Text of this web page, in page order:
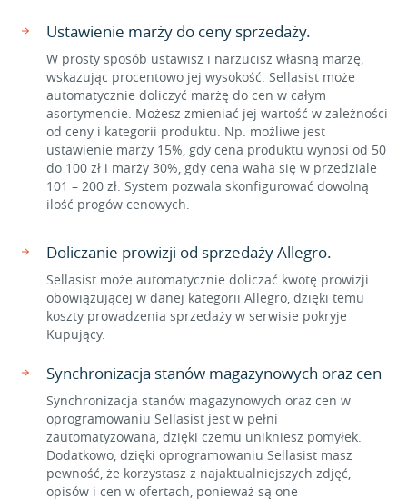
Ustawienie marży do ceny sprzedaży.
W prosty sposób ustawisz i narzucisz własną marżę,
wskazując procentowo jej wysokość. Sellasist może
automatycznie doliczyć marżę do cen w całym
asortymencie. Możesz zmieniać jej wartość w zależności
od ceny i kategorii produktu. Np. możliwe jest
ustawienie marży 15%, gdy cena produktu wynosi od 50
do 100 zł i marży 30%, gdy cena waha się w przedziale
101 – 200 zł. System pozwala skonfigurować dowolną
ilość progów cenowych.
Doliczanie prowizji od sprzedaży Allegro.
Sellasist może automatycznie doliczać kwotę prowizji
obowiązującej w danej kategorii Allegro, dzięki temu
koszty prowadzenia sprzedaży w serwisie pokryje
Kupujący.
Synchronizacja stanów magazynowych oraz cen
Synchronizacja stanów magazynowych oraz cen w
oprogramowaniu Sellasist jest w pełni
zautomatyzowana, dzięki czemu unikniesz pomyłek.
Dodatkowo, dzięki oprogramowaniu Sellasist masz
pewność, że korzystasz z najaktualniejszych zdjęć,
opisów i cen w ofertach, ponieważ są one